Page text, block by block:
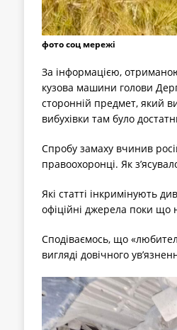
фото соц мережі
За інформацією,
кузова машини голови
сторонній предмет, який
вибухівки там було
Спробу замаху вчинив
правоохоронці. Як
Які статті інкримінують
офіційні джерела поки що
Сподіваємось, що
вигляді довічного